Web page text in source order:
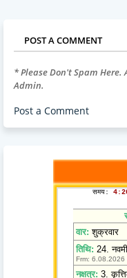
POST A COMMENT
* Please Don't Spam
Admin.
Post a Comment